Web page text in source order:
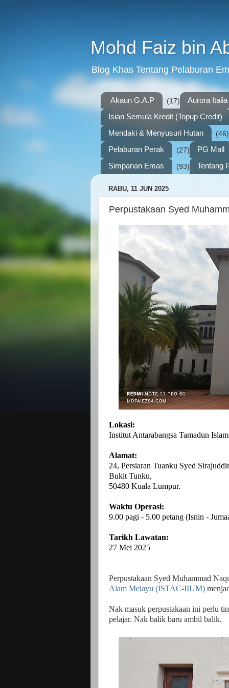
Mohd Faiz bin
Blog Khas Tentang Pelaburan
Akaun G.A.P (17)
Aurora Italia
Isian Semula Kredit (Topup Credit)
Mendaki & Menyusuri Hutan
(46)
Pelaburan Perak (27)
PG Mall
Simpanan Emas
(93) Tentang
RABU, 11 JUN 2025
Perpustakaan Syed
Lokasi:
Institut Antarabangsa Tamadun
Alamat:
24, Persiaran Tuanku Syed
Bukit Tunku,
50480 Kuala Lumpur.
Waktu Operasi:
9.00 pagi - 5.00 petang (Isnin -
Tarikh Lawatan:
27 Mei 2025
Perpustakaan Syed Muhammad
Alam Melayu (ISTAC-IIUM)
Nak masuk perpustakaan ini perlu
pelajar. Nak balik baru ambil balik.